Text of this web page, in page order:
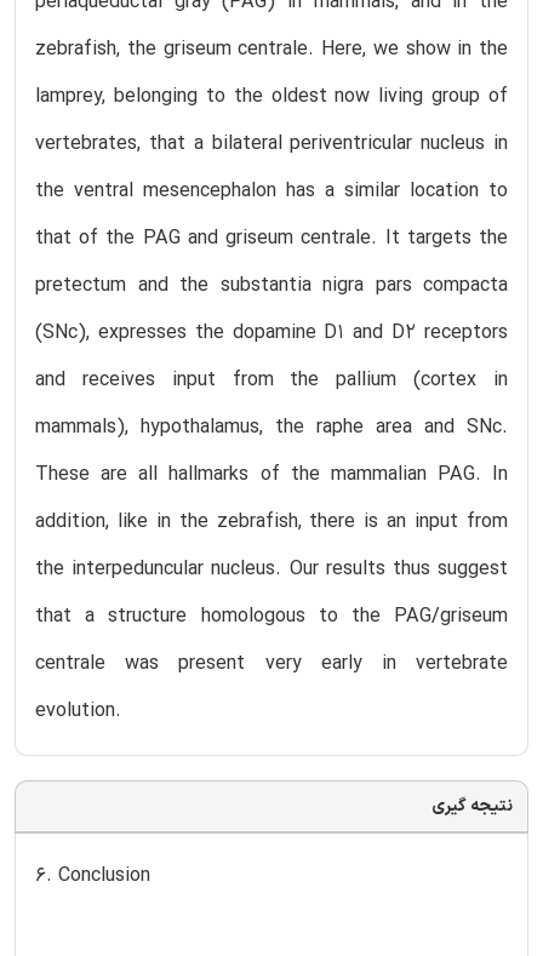
zebrafish, the griseum centrale. Here, we show in the
lamprey, belonging to the oldest now living group of
vertebrates, that a bilateral periventricular nucleus in
the ventral mesencephalon has a similar location to
that of the PAG and griseum centrale. It targets the
pretectum and the substantia nigra pars compacta
(SNc), expresses the dopamine D1 and D2 receptors
and receives input from the pallium (cortex in
mammals), hypothalamus, the raphe area and SNc.
These are all hallmarks of the mammalian PAG. In
addition, like in the zebrafish, there is an input from
the interpeduncular nucleus. Our results thus suggest
that a structure homologous to the PAG/griseum
centrale was present very early in vertebrate
evolution.
نتیجه گیری
6. Conclusion